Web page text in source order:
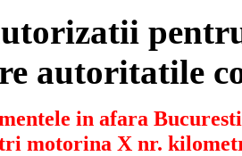
autoritatile
in afara
motorina X nr.